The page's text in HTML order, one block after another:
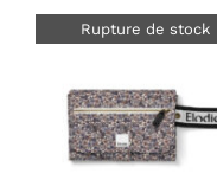
Rupture de stock
DÉTAILS